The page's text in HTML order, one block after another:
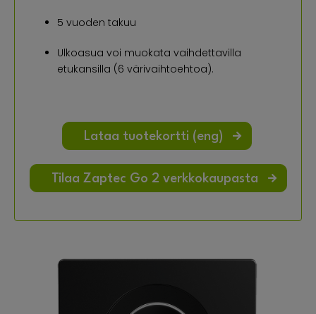
5 vuoden takuu
Ulkoasua voi muokata vaihdettavilla
etukansilla (6 värivaihtoehtoa).
Lataa tuotekortti (eng)
Tilaa Zaptec Go 2 verkkokaupasta